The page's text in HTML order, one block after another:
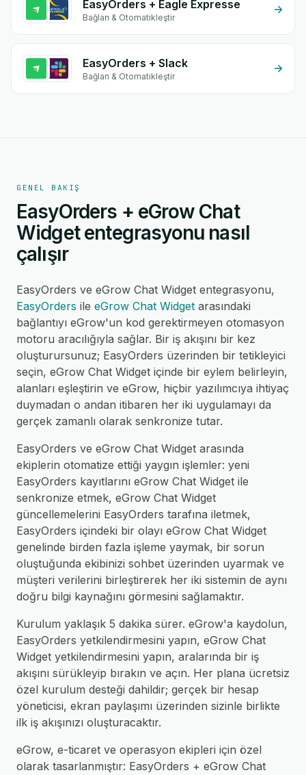
EasyOrders + Eagle Expresse
Bağlan & Otomatikleştir
EasyOrders + Slack
Bağlan & Otomatikleştir
GENEL BAKIŞ
EasyOrders + eGrow Chat
Widget entegrasyonu nasıl
çalışır
EasyOrders ve eGrow Chat Widget entegrasyonu,
EasyOrders ile eGrow Chat Widget arasındaki
bağlantıyı eGrow'un kod gerektirmeyen otomasyon
motoru aracılığıyla sağlar. Bir iş akışını bir kez
oluşturursunuz; EasyOrders üzerinden bir tetikleyici
seçin, eGrow Chat Widget içinde bir eylem belirleyin,
alanları eşleştirin ve eGrow, hiçbir yazılımcıya ihtiyaç
duymadan o andan itibaren her iki uygulamayı da
gerçek zamanlı olarak senkronize tutar.
EasyOrders ve eGrow Chat Widget arasında
ekiplerin otomatize ettiği yaygın işlemler: yeni
EasyOrders kayıtlarını eGrow Chat Widget ile
senkronize etmek, eGrow Chat Widget
güncellemelerini EasyOrders tarafına iletmek,
EasyOrders içindeki bir olayı eGrow Chat Widget
genelinde birden fazla işleme yaymak, bir sorun
oluştuğunda ekibinizi sohbet üzerinden uyarmak ve
müşteri verilerini birleştirerek her iki sistemin de aynı
doğru bilgi kaynağını görmesini sağlamaktır.
Kurulum yaklaşık 5 dakika sürer. eGrow'a kaydolun,
EasyOrders yetkilendirmesini yapın, eGrow Chat
Widget yetkilendirmesini yapın, aralarında bir iş
akışını sürükleyip bırakın ve açın. Her plana ücretsiz
özel kurulum desteği dahildir; gerçek bir hesap
yöneticisi, ekran paylaşımı üzerinden sizinle birlikte
ilk iş akışınızı oluşturacaktır.
eGrow, e-ticaret ve operasyon ekipleri için özel
olarak tasarlanmıştır: EasyOrders + eGrow Chat